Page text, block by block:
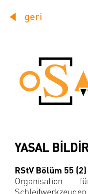
geri
YASAL
RStV Bölüm 55
Schleifwerkzeugen